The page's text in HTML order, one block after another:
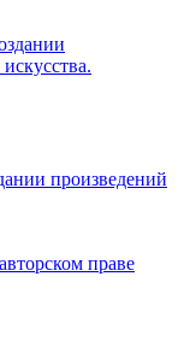
произведений